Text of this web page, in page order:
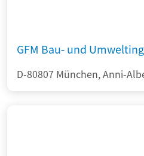
GFM Bau- und
D-80807 München, Anni-